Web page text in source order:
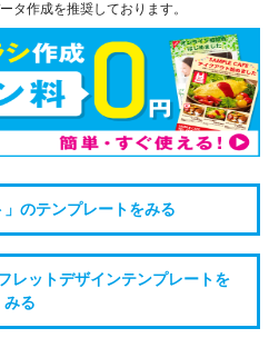
タ作成を推奨しております。
のテンプレートをみる
レットデザインテンプレートを
みる